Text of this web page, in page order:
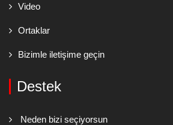
Video
Ortaklar
Bizimle iletişime geçin
Destek
Neden bizi seçiyorsun